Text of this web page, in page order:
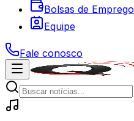
Bolsas de Emprego
Equipe
Fale conosco